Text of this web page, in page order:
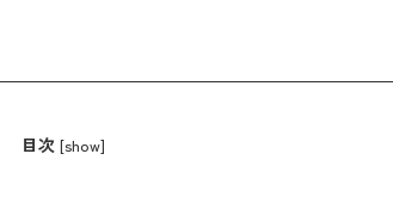
目次 [show]